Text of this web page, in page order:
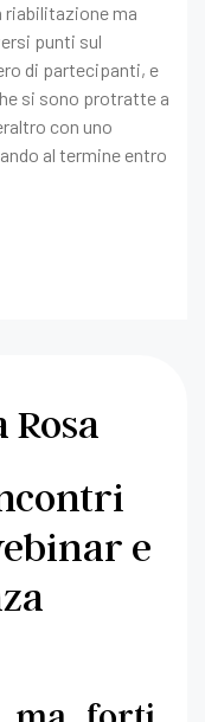
riabilitazione ma
punti sul
di partecipanti, e
si sono protratte a
con uno
al termine entro
e